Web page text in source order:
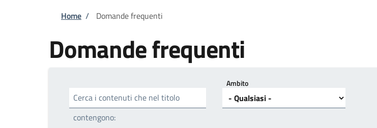
Briciole di pane
Home / Domande frequenti
Domande frequenti
Cerca i contenuti che nel titolo
contengono:
Ambito